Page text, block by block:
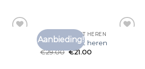
Aanbieding!
VINTAGE T SHIRT HEREN
vintage t shirt heren
€29.00 €21.00